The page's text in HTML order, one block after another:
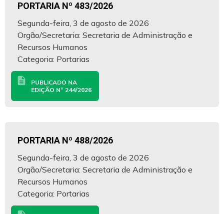
PORTARIA Nº 483/2026
Segunda-feira, 3 de agosto de 2026
Orgão/Secretaria: Secretaria de Administração e
Recursos Humanos
Categoria: Portarias
description
PUBLICADO NA
EDIÇÃO Nº 244/2026
PORTARIA Nº 488/2026
Segunda-feira, 3 de agosto de 2026
Orgão/Secretaria: Secretaria de Administração e
Recursos Humanos
Categoria: Portarias